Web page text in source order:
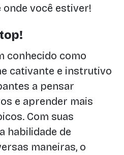
você estiver!
conhecido como
cativante e instrutivo
a pensar
e aprender mais
Com suas
habilidade de
maneiras, o